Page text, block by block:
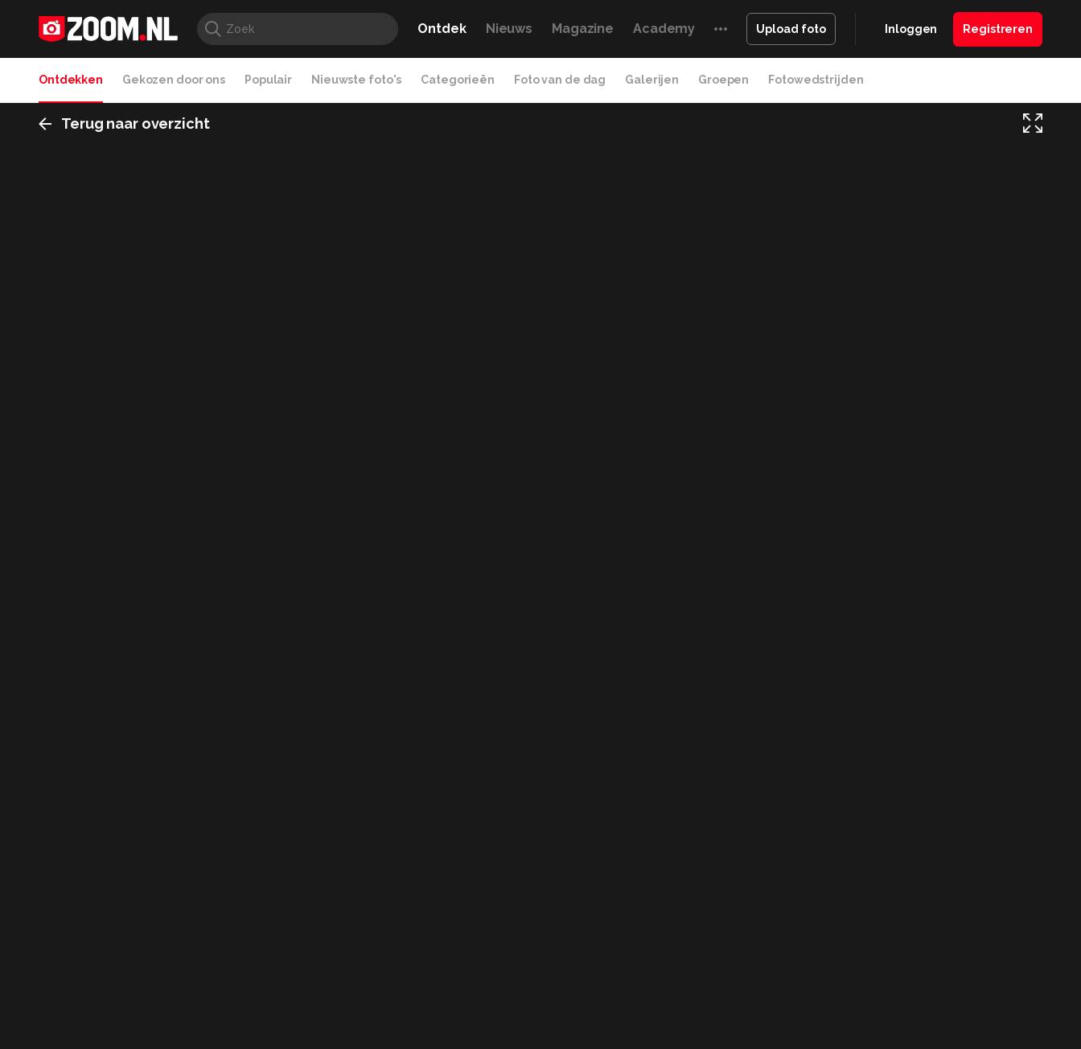
Ontdek Nieuws Magazine Academy Upload foto Inloggen Registreren
Ontdekken Gekozen door ons Populair Nieuwste foto's Categorieën Foto van de dag Galerijen Groepen Fotowedstrijden
Terug naar overzicht